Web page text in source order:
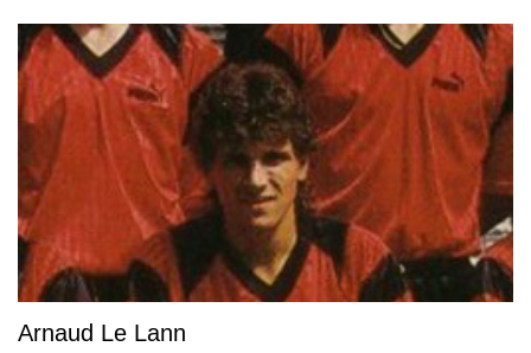
Arnaud Le Lann